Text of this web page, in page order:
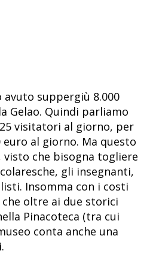
avuto suppergiù 8.000
Gelao. Quindi parliamo
visitatori al giorno, per
euro al giorno. Ma questo
che bisogna togliere
gli insegnanti,
Insomma con i costi
oltre ai due storici
Pinacoteca (tra cui
conta anche una